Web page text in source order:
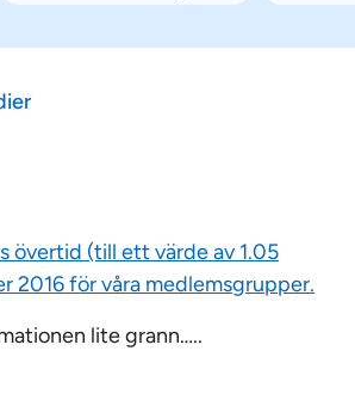
övertid (till ett värde av 1.05
2016 för våra medlemsgrupper.
lite grann…..